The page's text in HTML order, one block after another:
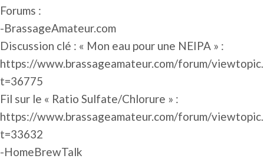
Forums :
-BrassageAmateur.com
Discussion clé : « Mon eau pour une NEIPA » :
https://www.brassageamateur.com/forum/
t=36775
Fil sur le « Ratio Sulfate/Chlorure » :
https://www.brassageamateur.com/forum/
t=33632
-HomeBrewTalk